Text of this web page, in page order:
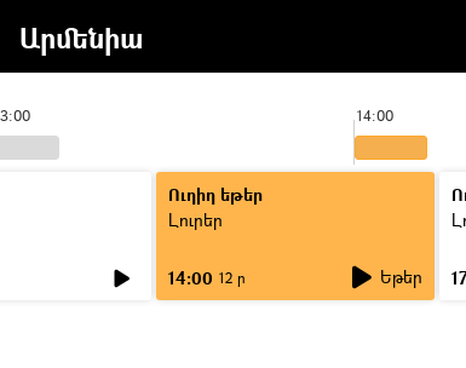
Արմենիա
14:00
Ուղիղ եթեր
Լուրեր
14:00 12 ր Եթեր